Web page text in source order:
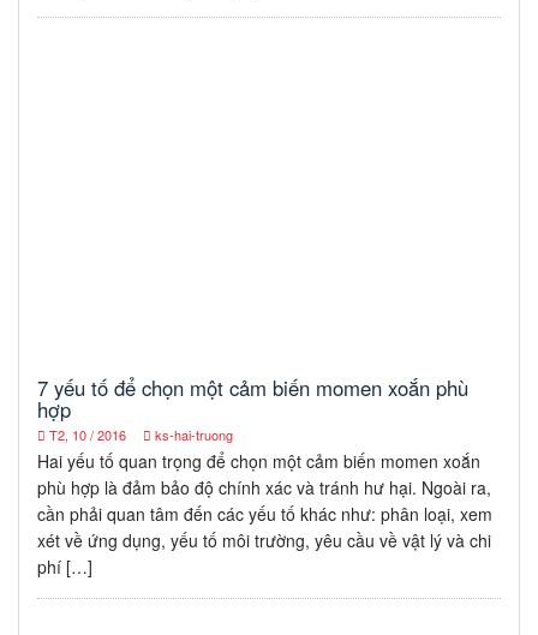
7 yếu tố để chọn một cảm biến momen xoắn phù
hợp
T2, 10 / 2016 ks-hai-truong
Hai yếu tố quan trọng để chọn một cảm biến momen xoắn
phù hợp là đảm bảo độ chính xác và tránh hư hại. Ngoài ra,
cần phải quan tâm đến các yếu tố khác như: phân loại, xem
xét về ứng dụng, yếu tố môi trường, yêu cầu về vật lý và chi
phí […]